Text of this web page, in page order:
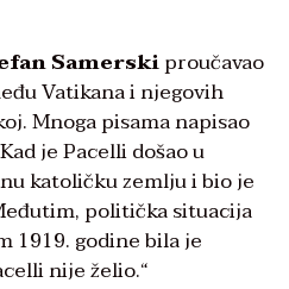
Samerskiproučavao
Vatikana i njegovih
Mnoga pisama napisao
je Pacelli došao u
katoličku zemlju i bio je
politička situacija
1919. godine bila je
nije želio.“